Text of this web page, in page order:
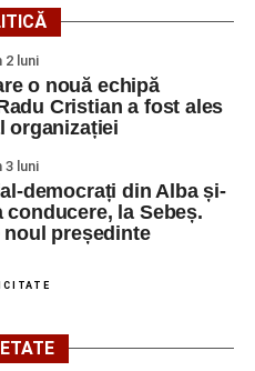
2 luni
o nouă echipă
Cristian a fost ales
organizației
3 luni
democrați din Alba și-
conducere, la Sebeș.
noul președinte